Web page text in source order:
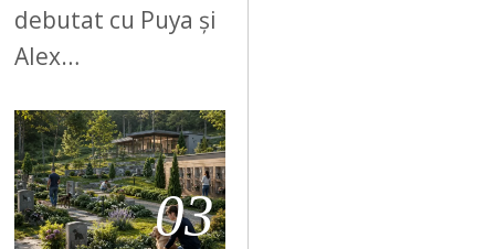
debutat cu Puya și
Alex…
03